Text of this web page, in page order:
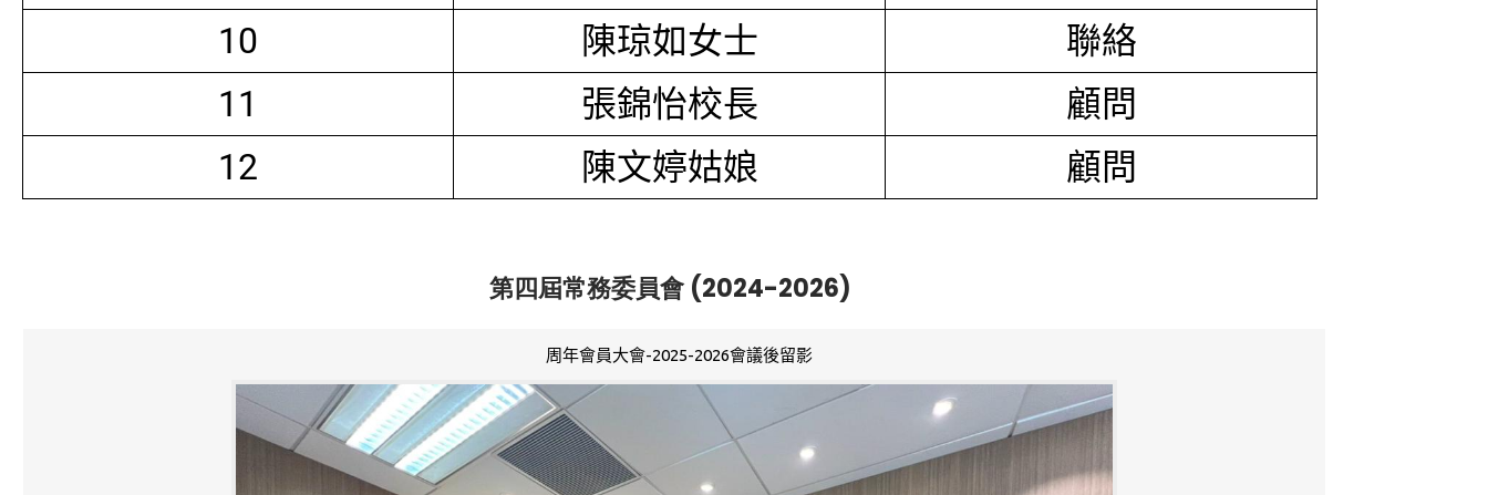
10
陳琼如女士
聯絡
11
張錦怡校長
顧問
12
陳文婷姑娘 顧問
第四屆常務委員會 (2024-2026)
周年會員大會-2025-2026會議後留影